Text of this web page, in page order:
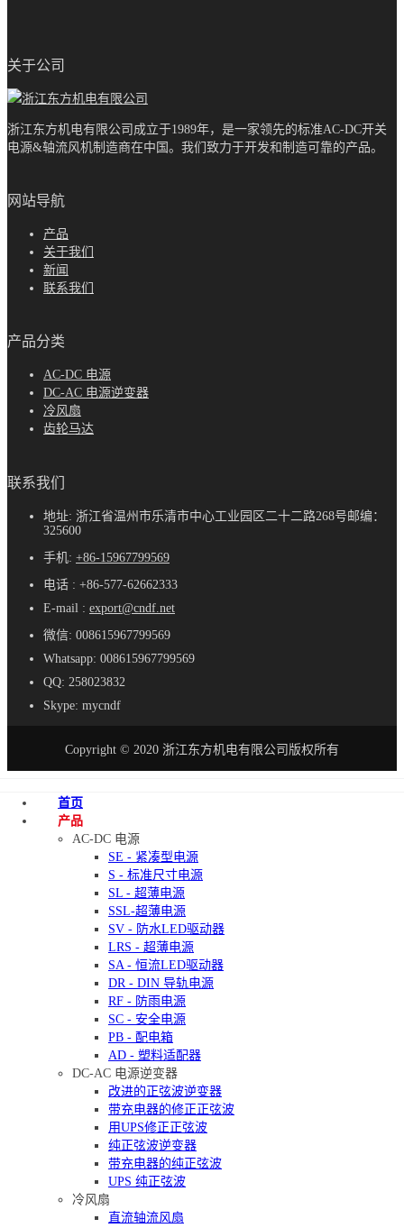
首页
产品
AC-DC 电源
SE - 紧凑型电源
S - 标准尺寸电源
SL - 超薄电源
SSL-超薄电源
SV - 防水LED驱动器
LRS - 超薄电源
SA - 恒流LED驱动器
DR - DIN 导轨电源
RF - 防雨电源
SC - 安全电源
PB - 配电箱
AD - 塑料适配器
DC-AC 电源逆变器
改进的正弦波逆变器
带充电器的修正正弦波
用UPS修正正弦波
纯正弦波逆变器
带充电器的纯正弦波
UPS 纯正弦波
冷风扇
直流轴流风扇
关于公司
浙江东方机电有限公司成立于1989年，是一家领先的标准AC-DC开关
电源&轴流风机制造商在中国。我们致力于开发和制造可靠的产品。
网站导航
产品
关于我们
新闻
联系我们
产品分类
AC-DC 电源
DC-AC 电源逆变器
冷风扇
齿轮马达
联系我们
地址: 浙江省温州市乐清市中心工业园区二十二路268号邮编：
325600
手机: +86-15967799569
电话 : +86-577-62662333
E-mail : export@cndf.net
微信: 008615967799569
Whatsapp: 008615967799569
QQ: 258023832
Skype: mycndf
Copyright © 2020 浙江东方机电有限公司版权所有